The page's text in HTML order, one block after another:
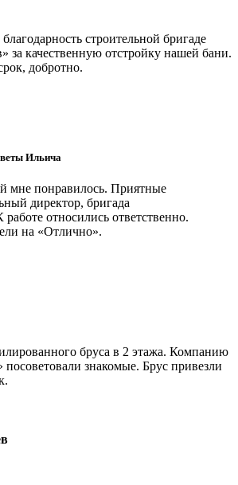
строительной бригаде
за качественную отстройку нашей бани.
добротно.
Ильича
мне понравилось. Приятные
директор, бригада
относилиcь ответственно.
на «Отлично».
бруса в 2 этажа. Компанию
знакомые. Брус привезли